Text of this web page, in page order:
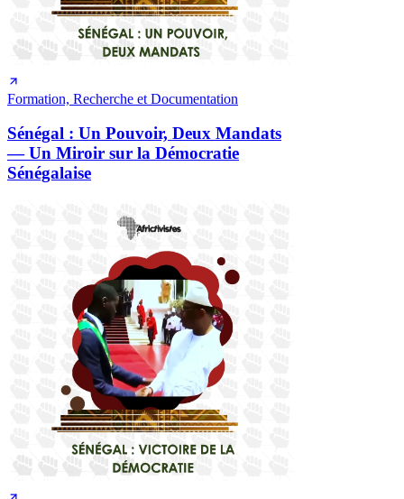
Formation, Recherche et Documentation
Sénégal : Un Pouvoir, Deux Mandats
— Un Miroir sur la Démocratie
Sénégalaise